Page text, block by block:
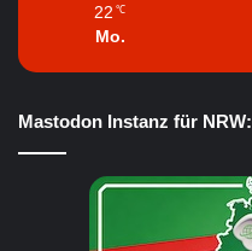
22 ℃
Mo.
Mastodon Instanz für NRW: